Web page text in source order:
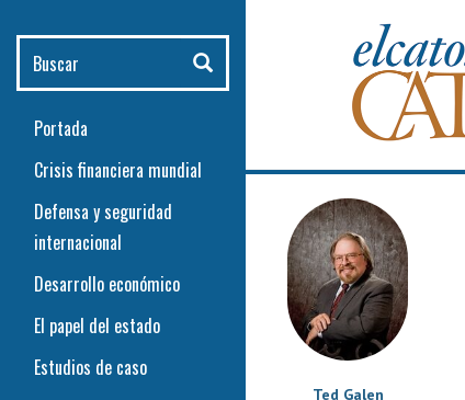
Ted Galen
Buscar
Portada
Crisis financiera mundial
Defensa y seguridad
internacional
Desarrollo económico
El papel del estado
Estudios de caso